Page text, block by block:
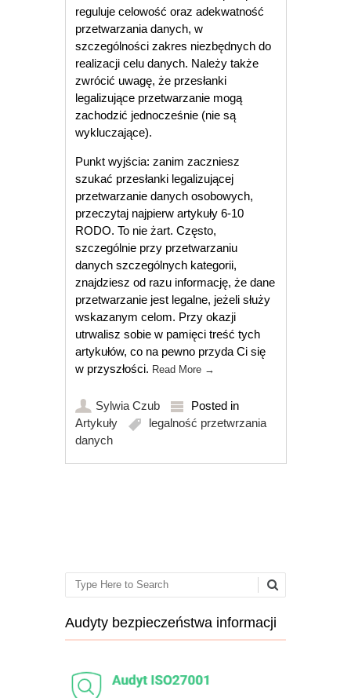
reguluje celowość oraz adekwatność
przetwarzania danych, w
szczególności zakres niezbędnych do
realizacji celu danych. Należy także
zwrócić uwagę, że przesłanki
legalizujące przetwarzanie mogą
zachodzić jednocześnie (nie są
wykluczające).
Punkt wyjścia: zanim zaczniesz
szukać przesłanki legalizującej
przetwarzanie danych osobowych,
przeczytaj najpierw artykuły 6-10
RODO. To nie żart. Często,
szczególnie przy przetwarzaniu
danych szczególnych kategorii,
znajdziesz od razu informację, że dane
przetwarzanie jest legalne, jeżeli służy
wskazanym celom. Przy okazji
utrwalisz sobie w pamięci treść tych
artykułów, co na pewno przyda Ci się
w przyszłości. Read More →
Sylwia Czub
Posted in
Artykuły
legalność przetwrzania
danych
Search
Audyty bezpieczeństwa informacji